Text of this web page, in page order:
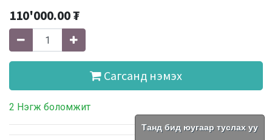
110'000.00₮
Сагсанд нэмэх
2 Нэгж боломжит
Танд бид юугаар туслах уу